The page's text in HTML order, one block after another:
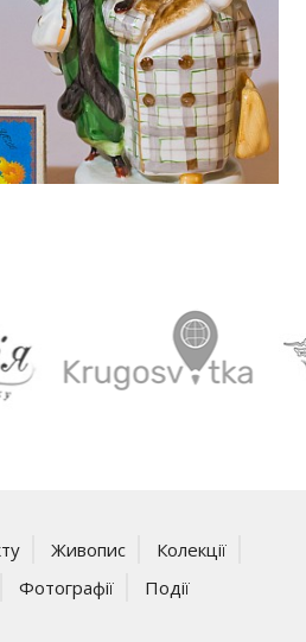
Живопис
Колекції
Фотографії Події